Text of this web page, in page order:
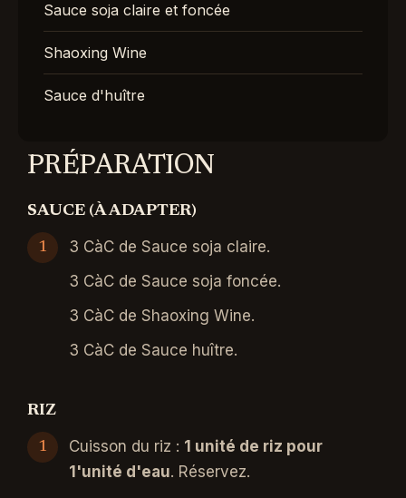
Sauce soja claire et foncée
Shaoxing Wine
Sauce d'huître
PRÉPARATION
SAUCE (À ADAPTER)
3 CàC de Sauce soja claire.
3 CàC de Sauce soja foncée.
3 CàC de Shaoxing Wine.
3 CàC de Sauce huître.
RIZ
Cuisson du riz : 1 unité de riz pour
1'unité d'eau. Réservez.